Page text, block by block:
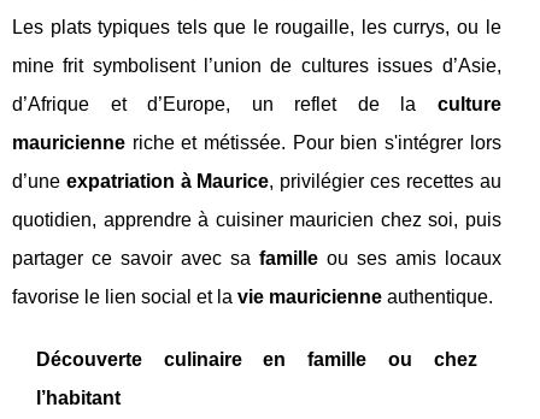
Les plats typiques tels que le rougaille, les currys, ou le
mine frit symbolisent l’union de cultures issues d’Asie,
d’Afrique et d’Europe, un reflet de la culture
mauricienne riche et métissée. Pour bien s'intégrer lors
d’une expatriation à Maurice, privilégier ces recettes au
quotidien, apprendre à cuisiner mauricien chez soi, puis
partager ce savoir avec sa familleou ses amis locaux
favorise le lien social et la vie mauricienne authentique.
Découverte culinaire en famille ou chez
l’habitant